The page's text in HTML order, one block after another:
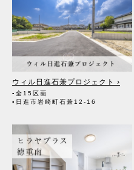
ウィル日進石兼プロジェクト ›
▪全15区画
▪日進市岩崎町石兼12-16